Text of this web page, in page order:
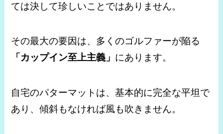
ては決して珍しいことではありません。
その最大の要因は、多くのゴルファーが陥る
「カップイン至上主義」 にあります。
自宅のパターマットは、基本的に完全な平坦で
あり、傾斜もなければ風も吹きません。